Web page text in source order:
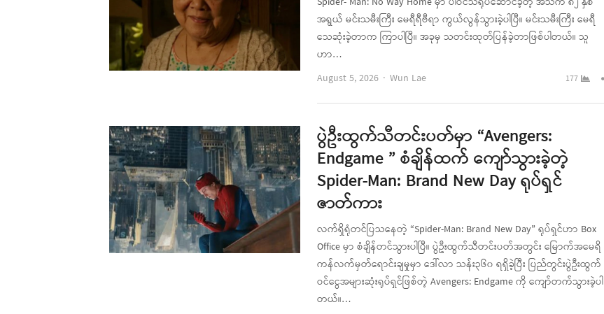
အရွယ် မင်းသမီးကြီး မေရီရီဗီရာ ကွယ်လွန်သွားခဲ့ပါပြီ။ မင်းသမီးကြီး မေရီ
သေဆုံးခဲ့တာက ကြာပါပြီ။ အခုမှ သတင်းထုတ်ပြန်ခဲ့တာဖြစ်ပါတယ်။ သူ
ဟာ…
August 5, 2026
Author
Wun Lae 177
ပွဲဦးထွက်သီတင်းပတ်မှာ “Avengers:
Endgame ” စံချိန်ထက် ကျော်သွားခဲ့တဲ့
Spider-Man: Brand New Day ရုပ်ရှင်
ဇာတ်ကား
လက်ရှိရုံတင်ပြသနေတဲ့ “Spider-Man: Brand New Day” ရုပ်ရှင်ဟာ Box
Office မှာ စံချိန်တင်သွားပါပြီ။ ပွဲဦးထွက်သီတင်းပတ်အတွင်း မြောက်အမေရိ
ကန်လက်မှတ်ရောင်းချမှုမှာ ဒေါ်လာ သန်း၃၆၀ ရရှိခဲ့ပြီး ပြည်တွင်းပွဲဦးထွက်
ဝင်ငွေအများဆုံးရုပ်ရှင်ဖြစ်တဲ့ Avengers: Endgame ကို ကျော်တက်သွားခဲ့ပါ
တယ်။…